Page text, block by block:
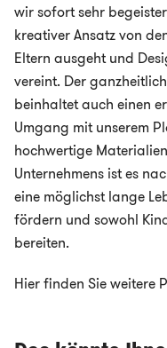
wir sofort sehr
kreativer Ansatz von
Eltern ausgeht und
vereint. Der
beinhaltet auch einen
Umgang mit unserem
hochwertige
Unternehmens ist es
eine möglichst lange
fördern und sowohl
bereiten.
Hier finden Sie weitere